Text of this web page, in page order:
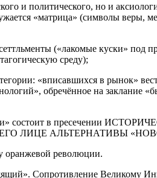
и политического, но и
«матрица» (символы веры,
(«лакомые куски» под
среду);
«вписавшихся в рынок»
обречённое на заклание
состоит в пресечении
ЛИЦЕ АЛЬТЕРНАТИВЫ
оранжевой революции.
Сопротивление Великому